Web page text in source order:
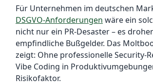
Für Unternehmen im deutschen
DSGVO-Anforderungen wäre ein
nicht nur ein PR-Desaster – es
empfindliche Bußgelder. Das
zeigt: Ohne professionelle Security-
Vibe Coding in
Risikofaktor.